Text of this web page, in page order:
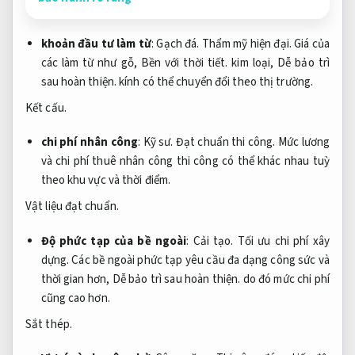
khoản đầu tư làm từ:Gạch đá. Thẩm mỹ hiện đại.Giá của
các làm từ như gỗ, Bền với thời tiết. kim loại, Dễ bảo trì
sau hoàn thiện.kính có thể chuyển đổi theo thị trường.
Kết cấu.
chi phí nhân công: Kỹ sư. Đạt chuẩn thi công. Mức lương
và chi phí thuê nhân công thi công có thể khác nhau tuỳ
theo khu vực và thời điểm.
Vật liệu đạt chuẩn.
Độ phức tạp của bề ngoài: Cải tạo. Tối ưu chi phí xây
dựng.Các bề ngoài phức tạp yêu cầu đa dạng công sức và
thời gian hơn, Dễ bảo trì sau hoàn thiện. do đó mức chi phí
cũng cao hơn.
Sắt thép.